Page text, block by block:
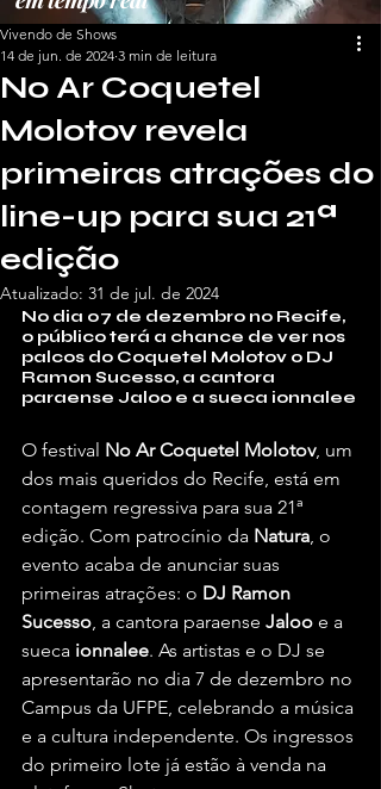
No Ar Coquetel
Molotov revela
primeiras atrações do
line-up para sua 21ª
edição
Vivendo de Shows
14 de jun. de 2024 3 min de leitura
Atualizado: 31 de jul. de 2024
No dia 07 de dezembro no Recife,
o público terá a chance de ver nos
palcos do Coquetel Molotov o DJ
Ramon Sucesso, a cantora
paraense Jaloo e a sueca ionnalee
O festival No Ar Coquetel Molotov, um
dos mais queridos do Recife, está em
contagem regressiva para sua 21ª
edição. Com patrocínio da Natura, o
evento acaba de anunciar suas
primeiras atrações: o DJ Ramon
Sucesso, a cantora paraense Jaloo e a
sueca ionnalee. As artistas e o DJ se
apresentarão no dia 7 de dezembro no
Campus da UFPE, celebrando a música
e a cultura independente. Os ingressos
do primeiro lote já estão à venda na